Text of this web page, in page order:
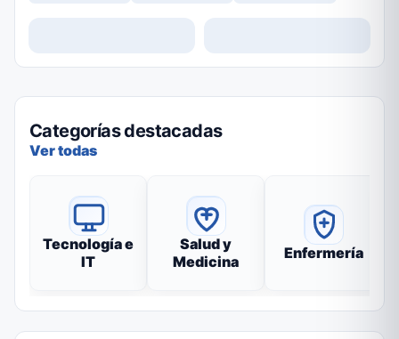
Categorías destacadas
Ver todas
Tecnología e
IT
Salud y
Medicina
Enfermería